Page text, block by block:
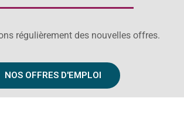
régulièrement des nouvelles offres.
NOS OFFRES D'EMPLOI